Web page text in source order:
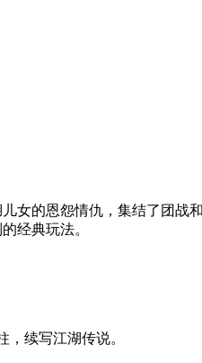
女的恩怨情仇，集结了团
经典玩法。
续写江湖传说。